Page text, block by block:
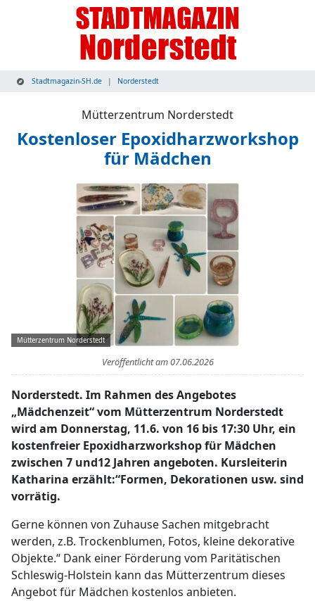
Stadtmagazin-SH.de Norderstedt
Mütterzentrum Norderstedt
Kostenloser Epoxidharzworkshop
für Mädchen
Mütterzentrum Norderstedt
Veröffentlicht am07.06.2026
Norderstedt. Im Rahmen des Angebotes
„Mädchenzeit“ vom Mütterzentrum Norderstedt
wird am Donnerstag, 11.6. von 16 bis 17:30 Uhr, ein
kostenfreier Epoxidharzworkshop für Mädchen
zwischen 7 und12 Jahren angeboten. Kursleiterin
Katharina erzählt:“Formen, Dekorationen usw. sind
vorrätig.
Gerne können von Zuhause Sachen mitgebracht
werden, z.B. Trockenblumen, Fotos, kleine dekorative
Objekte.“ Dank einer Förderung vom Paritätischen
Schleswig-Holstein kann das Mütterzentrum dieses
Angebot für Mädchen kostenlos anbieten.